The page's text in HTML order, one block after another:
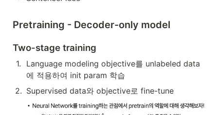
Pretraining - Decoder-only model
Two-stage training
1.
Language modeling objective를 unlabeled data
에 적용하여 init param 학습
2. Supervised data와 objective로 fine-tune